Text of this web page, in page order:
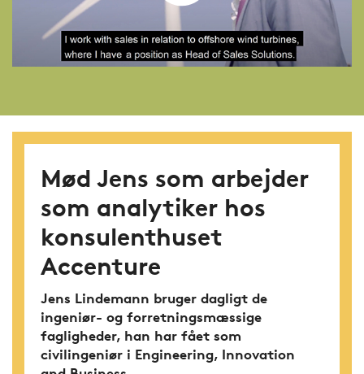
Mød Jens som arbejder
som analytiker hos
konsulenthuset
Accenture
Jens Lindemann bruger dagligt de
ingeniør- og forretningsmæssige
fagligheder, han har fået som
civilingeniør i Engineering, Innovation